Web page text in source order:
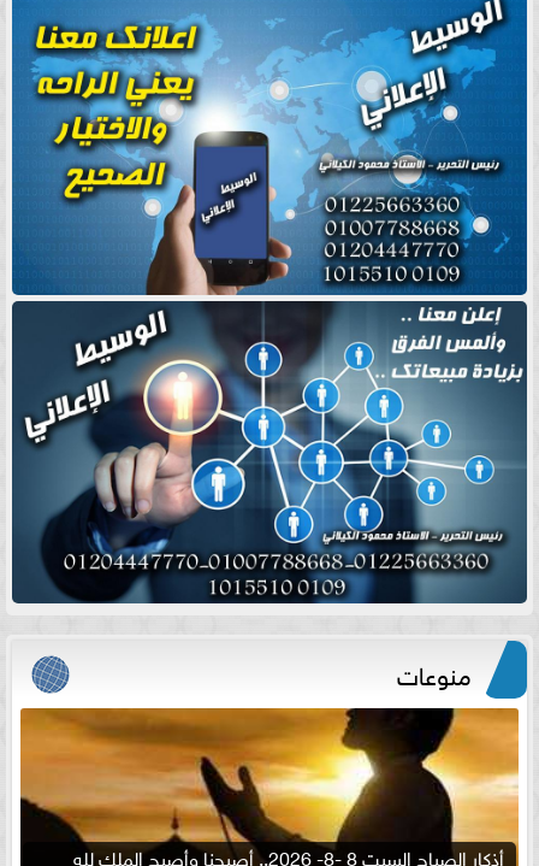
منوعات
أذكار الصباح السبت 8 -8- 2026.. أصبحنا وأصبح الملك لله